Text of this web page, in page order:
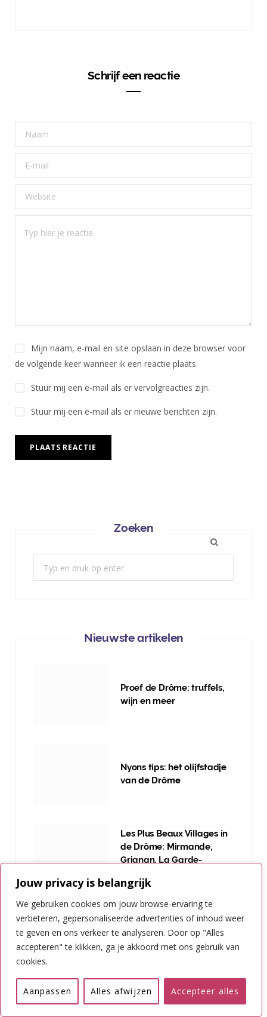
Jouw privacy is belangrijk
We gebruiken cookies om jouw browse-ervaring te
verbeteren, gepersonaliseerde advertenties of inhoud weer
te geven en ons verkeer te analyseren. Door op "Alles
accepteren" te klikken, ga je akkoord met ons gebruik van
cookies.
Aanpassen Alles afwijzen Accepteer alles
Schrijf een reactie
Mijn naam, e-mail en site opslaan in deze browser voor
de volgende keer wanneer ik een reactie plaats.
Stuur mij een e-mail als er vervolgreacties zijn.
Stuur mij een e-mail als er nieuwe berichten zijn.
Zoeken
Nieuwste artikelen
Proef de Drôme: truffels,
wijn en meer
Nyons tips: het olijfstadje
van de Drôme
Les Plus Beaux Villages in
de Drôme: Mirmande,
Grignan, La Garde-
Grignan: het mooiste
kasteeldorp van de Drôme
Provençale